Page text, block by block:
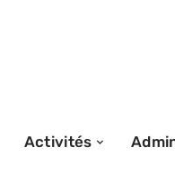
Activités